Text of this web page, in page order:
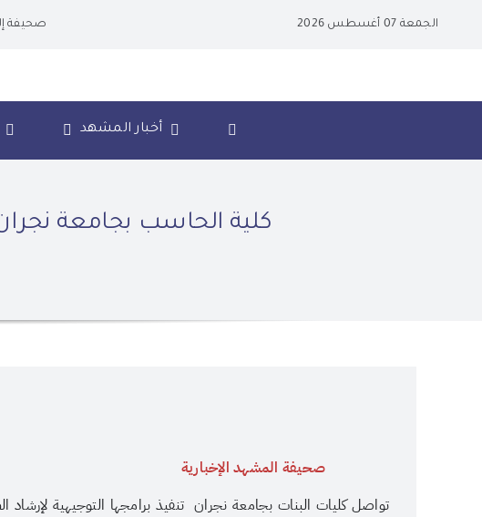
الجمعة 07 أغسطس 2026 صحيفة
أخبار المشهد
كلية الحاسب بجامعة نجران
صحيفة المشهد الإخبارية
تواصل كليات البنات بجامعة نجران تنفيذ برامجها التوجيهية لإرشاد